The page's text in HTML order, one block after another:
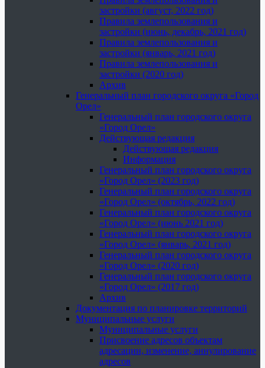
застройки (август, 2022 год)
Правила землепользования и
застройки (июнь, декабрь, 2021 год)
Правила землепользования и
застройки (январь, 2021 год)
Правила землепользования и
застройки (2020 год)
Архив
Генеральный план городского округа «Город
Орел»
Генеральный план городского округа
«Город Орел»
Действующая редакция
Действующая редакция
Информация
Генеральный план городского округа
«Город Орел» (2023 год)
Генеральный план городского округа
«Город Орел» (октябрь, 2022 год)
Генеральный план городского округа
«Город Орел» (июнь 2021 год)
Генеральный план городского округа
«Город Орел» (январь, 2021 год)
Генеральный план городского округа
«Город Орел» (2020 год)
Генеральный план городского округа
«Город Орел» (2017 год)
Архив
Документация по планировке территорий
Муниципальные услуги
Муниципальные услуги
Присвоение адресов объектам
адресации, изменение, аннулирование
адресов